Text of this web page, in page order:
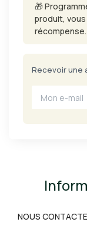
🎁
produit,
récompense.
Recevoir une
NOUS